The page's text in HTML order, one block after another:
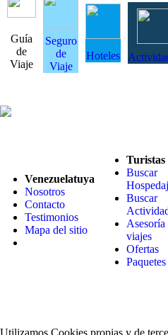
Guía
de
Viaje
Seguro
de
Viaje
Hoteles
Venezuelatuya
Nosotros
Contacto
Testimonios
Mapa del sitio
Turistas
Buscar
Buscar
Asesoría
viajes
Ofertas
Paquetes
Utilizamos Cookies propias y de